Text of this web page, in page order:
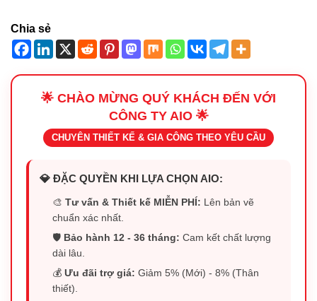
Chia sẻ
🌟 CHÀO MỪNG QUÝ KHÁCH ĐẾN VỚI
CÔNG TY AIO 🌟
CHUYÊN THIẾT KẾ & GIA CÔNG THEO YÊU CẦU
💎 ĐẶC QUYỀN KHI LỰA CHỌN AIO:
🎨Tư vấn & Thiết kế MIỄN PHÍ: Lên bản vẽ
chuẩn xác nhất.
🛡️ Bảo hành 12 - 36 tháng: Cam kết chất lượng
dài lâu.
💰Ưu đãi trợ giá: Giảm 5% (Mới) - 8% (Thân
thiết).